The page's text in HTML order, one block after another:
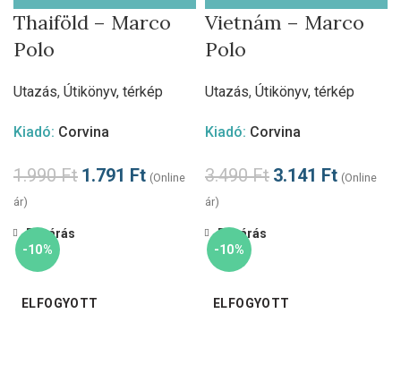
Thaiföld – Marco
Polo
Utazás, Útikönyv, térkép
Kiadó: Corvina
1.990Ft 1.791 Ft (Online
ár)
Vietnám – Marco
Polo
Utazás, Útikönyv, térkép
Kiadó: Corvina
3.490Ft 3.141 Ft (Online
ár)
-10%
ELFOGYOTT
Bezárás
-10%
ELFOGYOTT
Bezárás